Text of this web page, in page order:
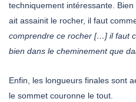
techniquement intéressante.
ait assainit le rocher, il faut
comprendre ce rocher […] il faut
bien dans le cheminement que
Enfin, les longueurs finales sont
le sommet couronne le tout.